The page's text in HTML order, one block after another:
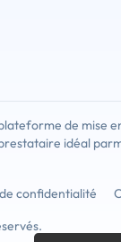
de mise
idéal
confidentialité